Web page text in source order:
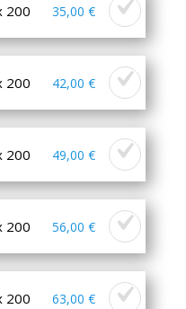
200 35,00 €
200 42,00 €
200 49,00 €
200 56,00 €
200 63,00 €